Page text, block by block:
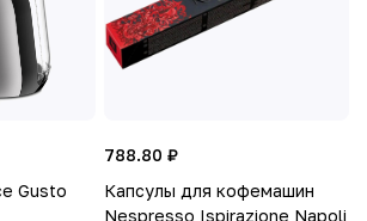
Gusto
788.80 ₽
Капсулы для кофемашин
Nespresso Ispirazione Napoli